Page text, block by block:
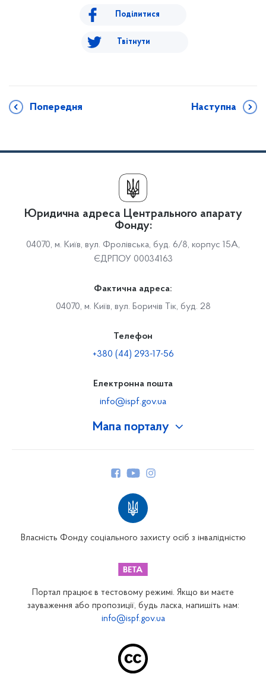
Поділитися
Твітнути
Попередня Наступна
Мапа порталу
Закарпатське відділення
Запорізьке відділення
Юридична адреса Центрального апарату
Фонду:
04070, м. Київ, вул. Фролівська, буд. 6/8, корпус 15А,
ЄДРПОУ 00034163
Фактична адреса:
04070, м. Київ, вул. Боричів Тік, буд. 28
Телефон
+380 (44) 293-17-56
Електронна пошта
info@ispf.gov.ua
Власність Фонду соціального захисту осіб з інвалідністю
Портал працює в тестовому режимі. Якщо ви маєте
зауваження або пропозиції, будь ласка, напишіть нам:
info@ispf.gov.ua